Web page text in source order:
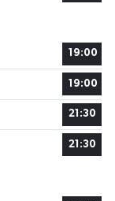
19:00
19:00
21:30
21:30